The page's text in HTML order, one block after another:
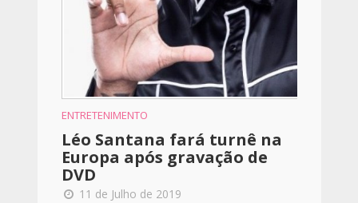
ENTRETENIMENTO
Léo Santana fará turnê na
Europa após gravação de
DVD
11 de Julho de 2019